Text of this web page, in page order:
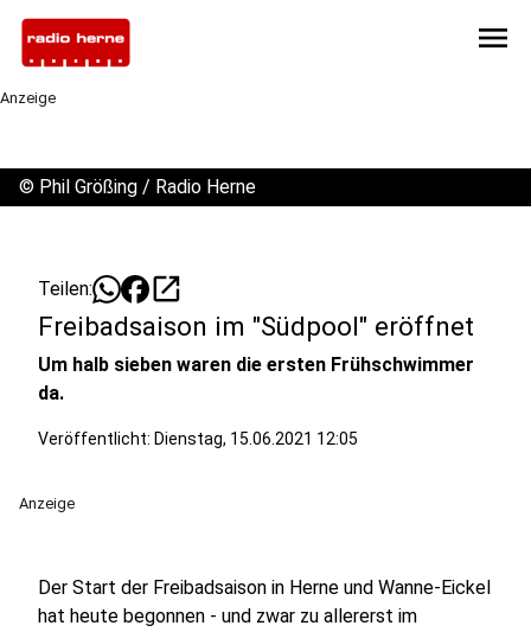
menu
Anzeige
© Phil Größing / Radio Herne
Teilen: open_in_new
Freibadsaison im "Südpool" eröffnet
Um halb sieben waren die ersten Frühschwimmer
da.
Veröffentlicht: Dienstag, 15.06.2021 12:05
Anzeige
Der Start der Freibadsaison in Herne und Wanne-Eickel
hat heute begonnen - und zwar zu allererst im